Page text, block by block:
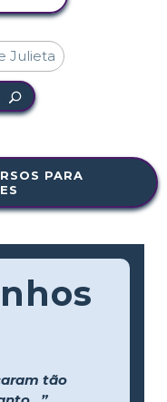
PARA
tão